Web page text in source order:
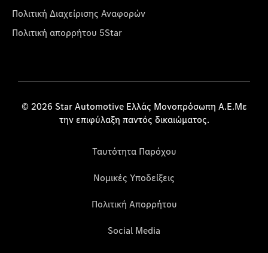
Πολιτική Διαχείρισης Αναφορών
Πολιτική απορρήτου 5Star
© 2026 Star Automotive Ελλάς Μονοπρόσωπη Α.Ε.Με
την επιφύλαξη παντός δικαιώματος.
Ταυτότητα Παρόχου
Νομικές Υποδείξεις
Πολιτική Απορρήτου
Social Media